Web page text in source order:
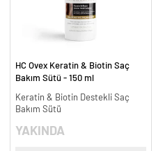
HC Ovex Keratin & Biotin Saç
Bakım Sütü - 150 ml
Keratin & Biotin Destekli Saç
Bakım Sütü
YAKINDA